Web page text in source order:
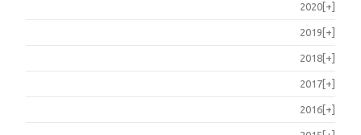
[+]
2020
[+]
2019
[+]
2018
[+]
2017
[+]
2016